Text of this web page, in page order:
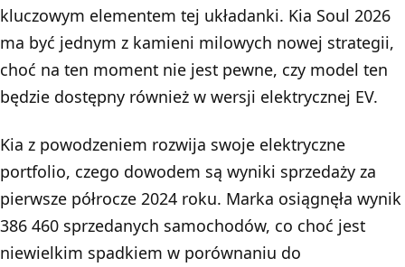
kluczowym elementem tej układanki. Kia Soul 2026
ma być jednym z kamieni milowych nowej strategii,
choć na ten moment nie jest pewne, czy model ten
będzie dostępny również w wersji elektrycznej EV.
Kia z powodzeniem rozwija swoje elektryczne
portfolio, czego dowodem są wyniki sprzedaży za
pierwsze półrocze 2024 roku. Marka osiągnęła wynik
386 460 sprzedanych samochodów, co choć jest
niewielkim spadkiem w porównaniu do